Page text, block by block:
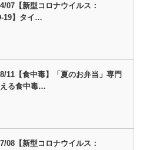
07【新型コロナウイルス：
19】タイ…
11【食中毒】「夏のお弁当」専門
る食中毒…
08【新型コロナウイルス：